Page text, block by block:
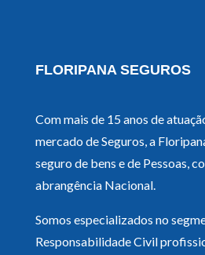
FLORIPANA SEGUROS
Com mais de 15 anos de
mercado de Seguros, a
seguro de bens e de Pessoas,
abrangência Nacional.
Somos especializados no
Responsabilidade Civil